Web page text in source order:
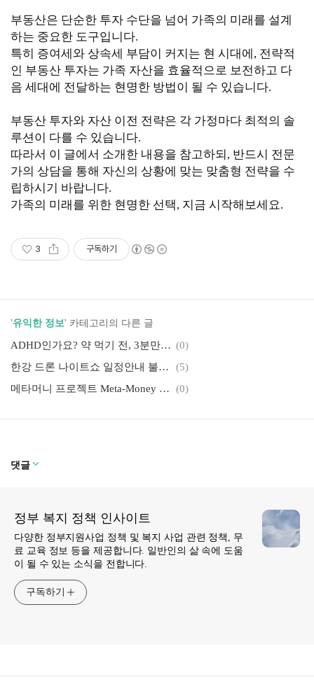
부동산은 단순한 투자 수단을 넘어 가족의 미래를 설계
하는 중요한 도구입니다.
특히 증여세와 상속세 부담이 커지는 현 시대에, 전략적
인 부동산 투자는 가족 자산을 효율적으로 보전하고 다
음 세대에 전달하는 현명한 방법이 될 수 있습니다.
부동산 투자와 자산 이전 전략은 각 가정마다 최적의 솔
루션이 다를 수 있습니다.
따라서 이 글에서 소개한 내용을 참고하되, 반드시 전문
가의 상담을 통해 자신의 상황에 맞는 맞춤형 전략을 수
립하시기 바랍니다.
가족의 미래를 위한 현명한 선택, 지금 시작해보세요.
3 구독하기
'유익한 정보' 카테고리의 다른 글
ADHD인가요? 약 먹기 전, 3분만 멈춰보세요! 병원 가기 전, 꼭 해봐야 할 ADHD 무료 자가 검사 테스트 (0)
한강 드론 나이트쇼 일정안내 불빛 공연 주차 꿀팁 및 명당 소개
(5)
메타머니 프로젝트 Meta-Money Project
(0)
댓글
정부 복지 정책 인사이트
다양한 정부지원사업 정책 및 복지 사업 관련 정책, 무
료 교육 정보 등을 제공합니다. 일반인의 삶 속에 도움
이 될 수 있는 소식을 전합니다.
구독하기